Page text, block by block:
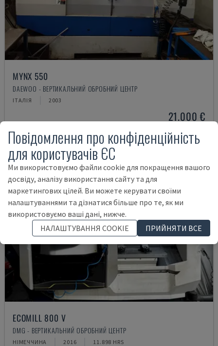
MYNX 550
DAEWOO - ВЕРТИКАЛЬНИЙ ОБРОБНИЙ ЦЕНТР
ІТАЛІЯ 2003
21.000 €
ECOMILL 800 V
DMG - ВЕРТИКАЛЬНИЙ ОБРОБНИЙ ЦЕНТР
НІМЕЧЧИНА 2016 11.898 HRS
Повідомлення про конфіденційність
для користувачів ЄС
Ми використовуємо файли cookie для покращення вашого
досвіду, аналізу використання сайту та для
маркетингових цілей. Ви можете керувати своїми
налаштуваннями та дізнатися більше про те, як ми
використовуємо ваші дані, нижче.
НАЛАШТУВАННЯ COOKIE
ПРИЙНЯТИ ВСЕ